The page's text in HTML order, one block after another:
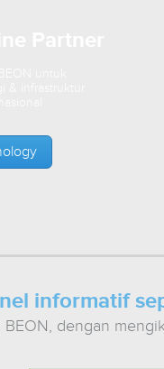
informatif
dengan